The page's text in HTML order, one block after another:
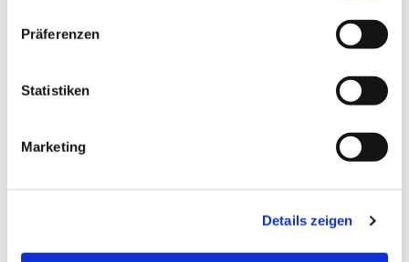
Präferenzen
Statistiken
Marketing
Details zeigen